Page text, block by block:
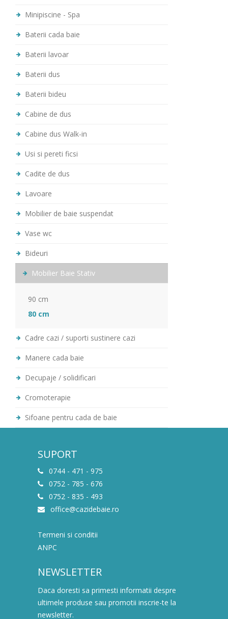
Minipiscine - Spa
Baterii cada baie
Baterii lavoar
Baterii dus
Baterii bideu
Cabine de dus
Cabine dus Walk-in
Usi si pereti ficsi
Cadite de dus
Lavoare
Mobilier de baie suspendat
Vase wc
Bideuri
Mobilier Baie Stativ
90 cm
80 cm
Cadre cazi / suporti sustinere cazi
Manere cada baie
Decupaje / solidificari
Cromoterapie
Sifoane pentru cada de baie
SUPORT
0744 - 471 - 975
0752 - 785 - 676
0752 - 835 - 493
office@cazidebaie.ro
Termeni si conditii
ANPC
NEWSLETTER
Daca doresti sa primesti informatii despre
ultimele produse sau promotii inscrie-te la
newsletter.